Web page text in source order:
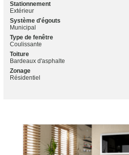
Stationnement
Extérieur
Système d'égouts
Municipal
Type de fenêtre
Coulissante
Toiture
Bardeaux d'asphalte
Zonage
Résidentiel